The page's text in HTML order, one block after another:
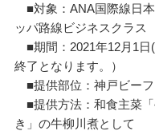
■対象：ANA国際線日
ッパ路線ビジネスクラス
■期間：2021年12月1
終了となります。）
■提供部位：神戸ビー
■提供方法：和食主菜
き」の牛柳川煮として